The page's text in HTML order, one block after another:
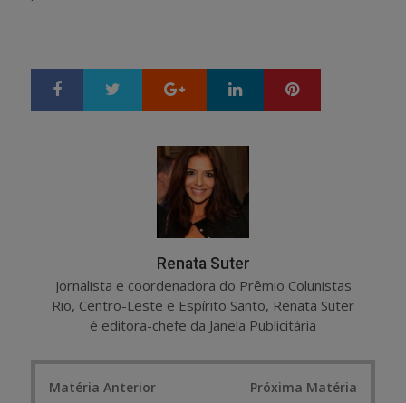
Google+ LinkedIn
Renata Suter
Jornalista e coordenadora do Prêmio Colunistas
Rio, Centro-Leste e Espírito Santo, Renata Suter
é editora-chefe da Janela Publicitária
Matéria Anterior Próxima Matéria